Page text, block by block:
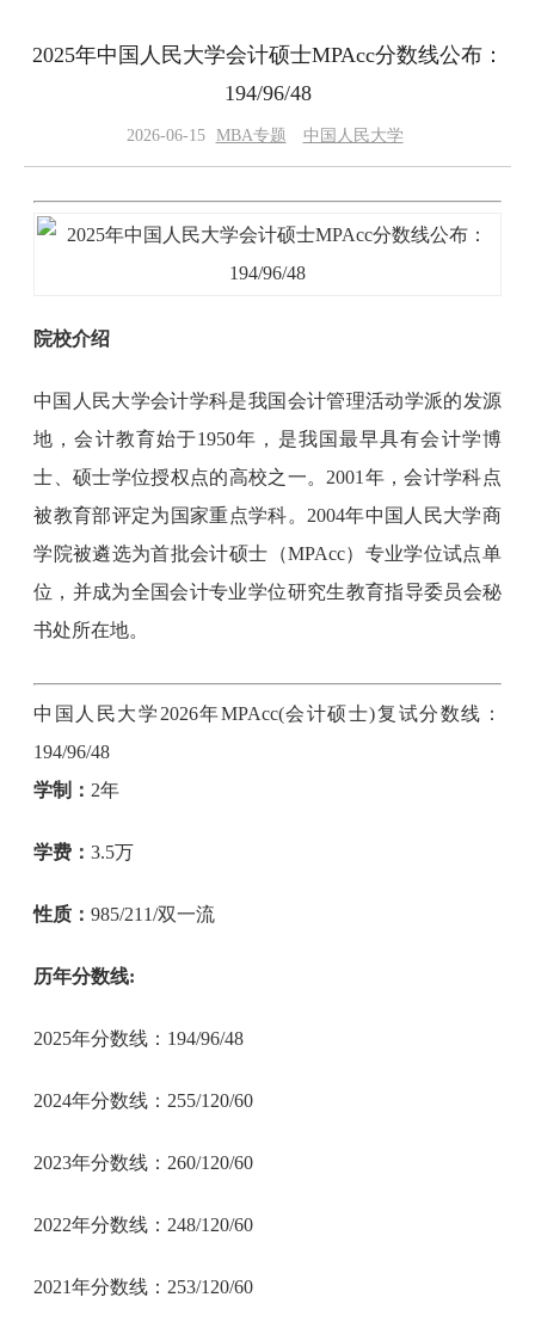
2025年中国人民大学会计硕士MPAcc分数线公布：
194/96/48
2026-06-15 MBA专题 中国人民大学
院校介绍
中国人民大学会计学科是我国会计管理活动学派的发源
地，会计教育始于1950年，是我国最早具有会计学博
士、硕士学位授权点的高校之一。2001年，会计学科点
被教育部评定为国家重点学科。2004年中国人民大学商
学院被遴选为首批会计硕士（MPAcc）专业学位试点单
位，并成为全国会计专业学位研究生教育指导委员会秘
书处所在地。
中国人民大学2026年MPAcc(会计硕士)复试分数线：
194/96/48
学制： 2年
学费：3.5万
性质：985/211/双一流
历年分数线:
2025年分数线：194/96/48
2024年分数线：255/120/60
2023年分数线：260/120/60
2022年分数线：248/120/60
2021年分数线：253/120/60